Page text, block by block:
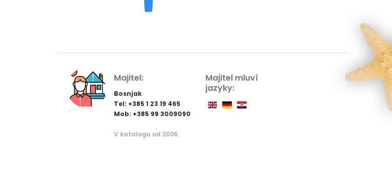
Majitel:
Bosnjak
Tel: +385 1 23 19 465
Mob: +385 99 3009090
V katalogu od 2006.
Majitel mluví
jazyky: